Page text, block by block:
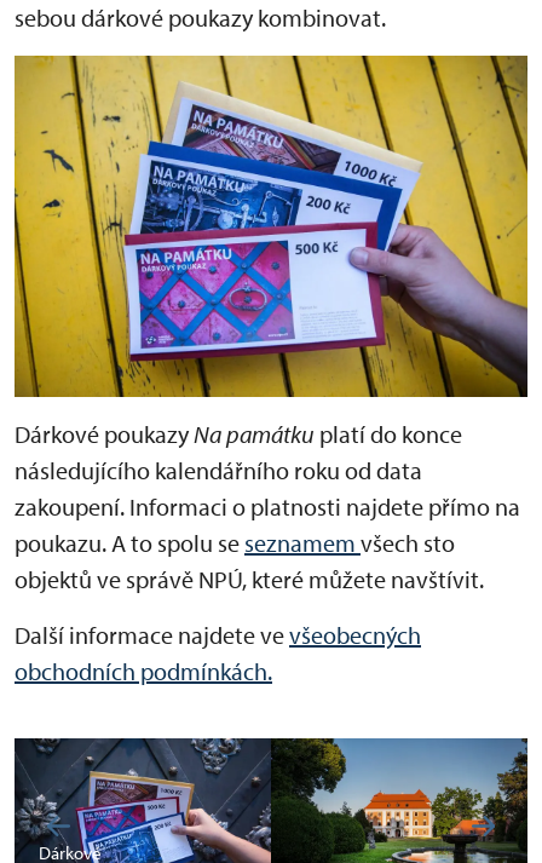
sebou dárkové poukazy kombinovat.
Dárkové poukazyNa památku platí do konce
následujícího kalendářního roku od data
zakoupení. Informaci o platnosti najdete přímo na
poukazu. A to spolu se seznamem všech sto
objektů ve správě NPÚ, které můžete navštívit.
Další informace najdete vevšeobecných
obchodních podmínkách.
Dárkové